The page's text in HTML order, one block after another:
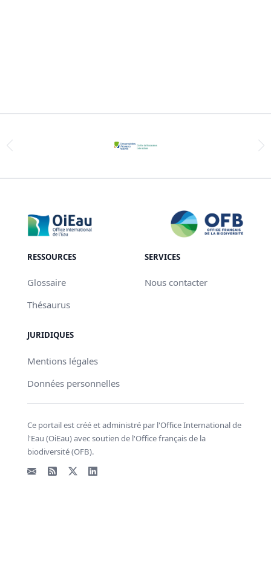
RESSOURCES
Glossaire
Thésaurus
SERVICES
Nous contacter
JURIDIQUES
Mentions légales
Données personnelles
Ce portail est créé et administré par l'Office International de
l'Eau (OiEau) avec soutien de l'Office français de la
biodiversité (OFB).